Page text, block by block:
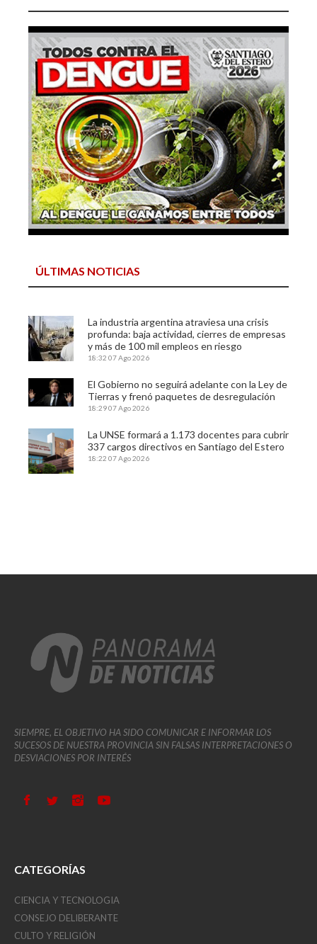
ÚLTIMAS NOTICIAS
La industria argentina atraviesa una crisis
profunda: baja actividad, cierres de empresas
y más de 100 mil empleos en riesgo
18:32 07 Ago 2026
El Gobierno no seguirá adelante con la Ley de
Tierras y frenó paquetes de desregulación
18:2907 Ago 2026
La UNSE formará a 1.173 docentes para cubrir
337 cargos directivos en Santiago del Estero
18:22 07 Ago 2026
SIEMPRE, EL OBJETIVO HA SIDO COMUNICAR E INFORMAR LOS
SUCESOS DE NUESTRA PROVINCIA SIN FALSAS INTERPRETACIONES O
DESVIACIONES POR INTERÉS
CATEGORÍAS
CIENCIA Y TECNOLOGIA
CONSEJO DELIBERANTE
CULTO Y RELIGIÓN